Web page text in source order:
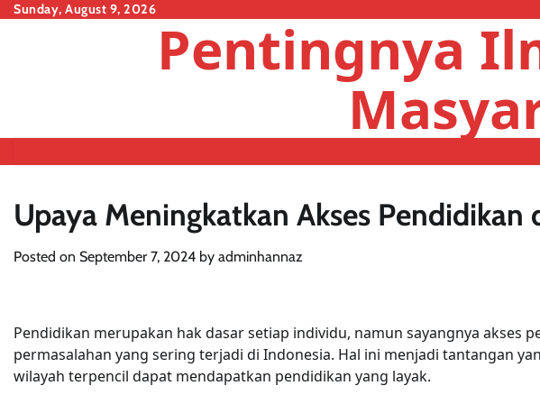
SkipSunday, August 9, 2026
Pentingnya
Upaya Meningkatkan Akses Pendidikan
Posted on September 7, 2024 by adminhannaz
Pendidikan merupakan hak dasar setiap individu, namun sayangnya akses
permasalahan yang sering terjadi di Indonesia. Hal ini menjadi tantangan
wilayah terpencil dapat mendapatkan pendidikan yang layak.